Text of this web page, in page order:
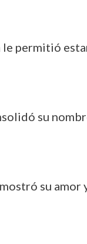
permitió
su
su amor